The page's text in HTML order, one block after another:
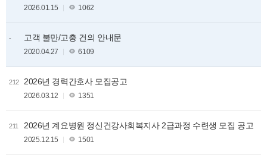
2026.01.15 1062
- 고객 불만/고충 건의 안내문
2020.04.27 6109
212 2026년 경력간호사 모집공고
2026.03.12 1351
211 2026년 계요병원 정신건강사회복지사 2급과정 수련생 모집 공고
2025.12.15 1501